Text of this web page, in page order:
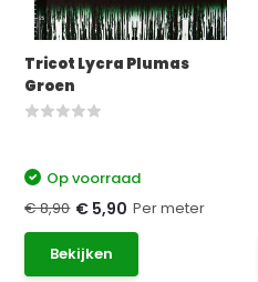
Tricot Lycra Plumas
Groen
Op voorraad
€ 8,90 € 5,90 Per meter
Bekijken